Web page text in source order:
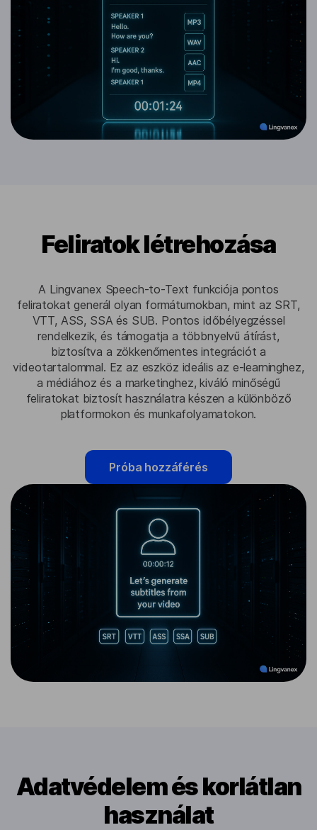
Feliratok létrehozása
A Lingvanex Speech-to-Text funkciója pontos
feliratokat generál olyan formátumokban, mint az SRT,
VTT, ASS, SSA és SUB. Pontos időbélyegzéssel
rendelkezik, és támogatja a többnyelvű átírást,
biztosítva a zökkenőmentes integrációt a
videotartalommal. Ez az eszköz ideális az e-learninghez,
a médiához és a marketinghez, kiváló minőségű
feliratokat biztosít használatra készen a különböző
platformokon és munkafolyamatokon.
Próba hozzáférés
Adatvédelem és korlátlan
használat